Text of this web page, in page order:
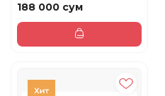
188 000 сум